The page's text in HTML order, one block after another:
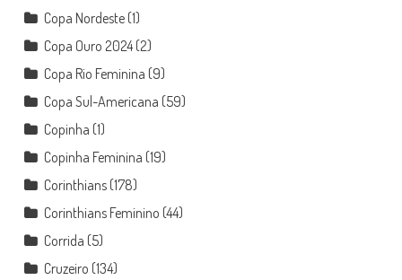
Copa Nordeste(1)
Copa Ouro 2024(2)
Copa Rio Feminina (9)
Copa Sul-Americana (59)
Copinha (1)
Copinha Feminina (19)
Corinthians(178)
Corinthians Feminino (44)
Corrida (5)
Cruzeiro (134)